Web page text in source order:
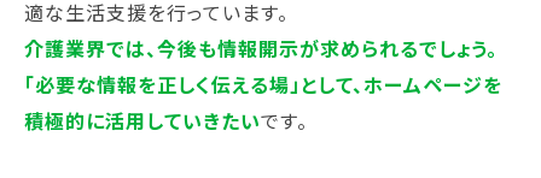
適な生活支援を行っています。
介護業界では、今後も情報開示が求められるでしょう。
「必要な情報を正しく伝える場」として、ホームページを
積極的に活用していきたいです。